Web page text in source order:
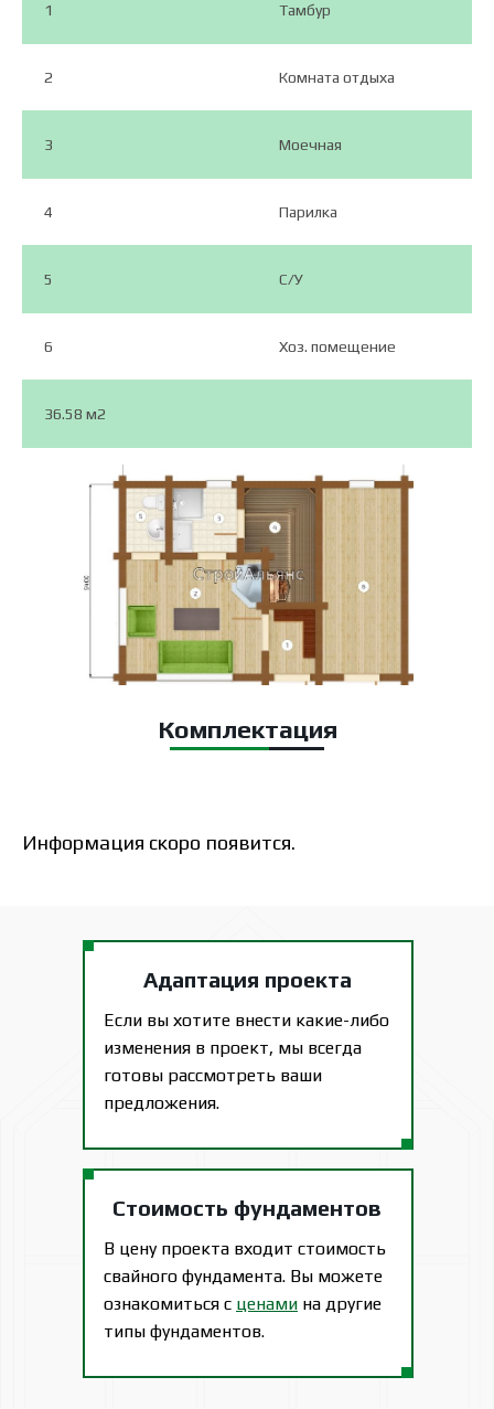
1 Тамбур
2 Комната отдыха
3 Моечная
4 Парилка
5 C/У
6 Хоз. помещение
36.58 м2
Комплектация
Информация скоро появится.
Если вы хотите внести какие-либо
изменения в проект, мы всегда
готовы рассмотреть ваши
предложения.
Адаптация проекта
В цену проекта входит стоимость
свайного фундамента. Вы можете
ознакомиться с ценами на другие
типы фундаментов.
Стоимость фундаментов